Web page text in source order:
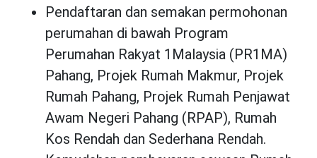
Pendaftaran dan semakan permohonan
perumahan di bawah Program
Perumahan Rakyat 1Malaysia (PR1MA)
Pahang, Projek Rumah Makmur, Projek
Rumah Pahang, Projek Rumah Penjawat
Awam Negeri Pahang (RPAP), Rumah
Kos Rendah dan Sederhana Rendah.